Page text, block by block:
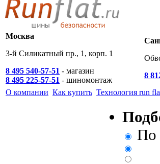
Москва
3-й Силикатный пр., 1, корп. 1
8 495 540-57-51 - магазин
8 495 225-57-51 - шиномонтаж
8
О компании Как купить Технология run
По